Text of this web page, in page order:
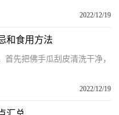
2022/12/19
和食用方法
先把佛手瓜刮皮清洗干净，
2022/12/19